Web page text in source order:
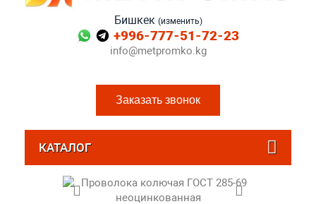
Бишкек (изменить)
+996-777-51-72-23
info@metpromko.kg
Заказать звонок
КАТАЛОГ